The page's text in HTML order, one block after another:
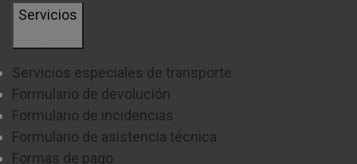
Servicios
Servicios especiales de transporte
Formulario de devolución
Formulario de incidencias
Formulario de asistencia técnica
Formas de pago